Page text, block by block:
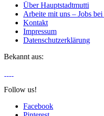
Über Hauptstadtmutti
Arbeite mit uns – Jobs
Kontakt
Impressum
Datenschutzerklärung
Bekannt aus:
Follow us!
Facebook